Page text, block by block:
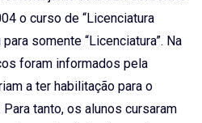
o curso de “Licenciatura
somente “Licenciatura”. Na
foram informados pela
a ter habilitação para o
tanto, os alunos cursaram